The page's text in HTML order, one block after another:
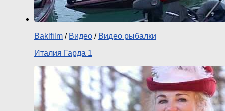
Baklfilm / Видео / Видео рыбалки
Италия Гарда 1